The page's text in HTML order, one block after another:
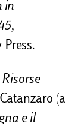
in
,
Risorse
(a
e il